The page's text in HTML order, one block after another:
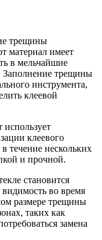
трещины
материал имеет
в мельчайшие
Заполнение трещины
инструмента,
клеевой
клеевого
течение нескольких
и прочной.
становится
во время
размере трещины
таких как
замена